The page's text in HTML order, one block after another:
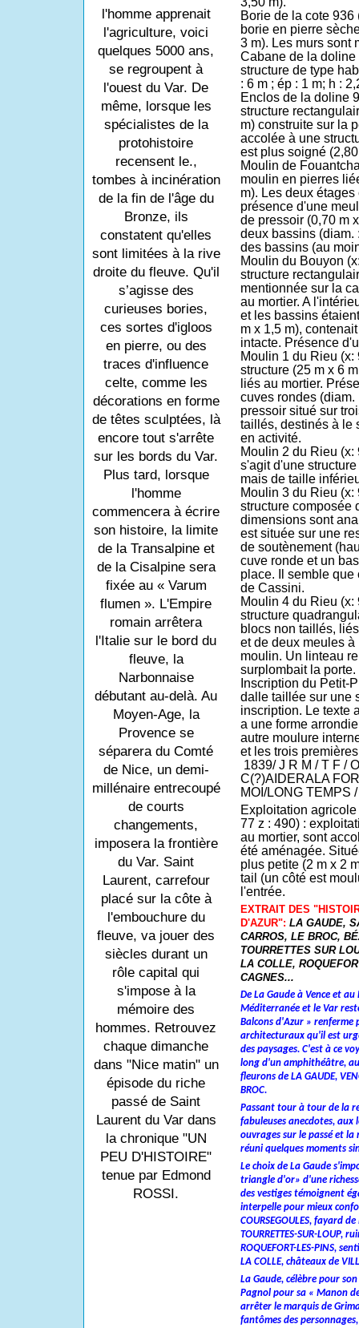
l'homme apprenait
l'agriculture, voici
quelques 5000 ans,
se regroupent à
l'ouest du Var. De
même, lorsque les
spécialistes de la
protohistoire
recensent le.,
tombes à incinération
de la fin de l'âge du
Bronze, ils
constatent qu'elles
sont limitées à la rive
droite du fleuve. Qu'il
s’agisse des
curieuses bories,
ces sortes d'igloos
en pierre, ou des
traces d'influence
celte, comme les
décorations en forme
de têtes sculptées, là
encore tout s'arrête
sur les bords du Var.
Plus tard, lorsque
l'homme
commencera à écrire
son histoire, la limite
de la Transalpine et
de la Cisalpine sera
fixée au « Varum
flumen ». L'Empire
romain arrêtera
l'Italie sur le bord du
fleuve, la
Narbonnaise
débutant au-delà. Au
Moyen-Age, la
Provence se
séparera du Comté
de Nice, un demi-
millénaire entrecoupé
de courts
changements,
imposera la frontière
du Var. Saint
Laurent, carrefour
placé sur la côte à
l'embouchure du
fleuve, va jouer des
siècles durant un
rôle capital qui
s'impose à la
mémoire des
hommes. Retrouvez
chaque dimanche
dans "Nice matin" un
épisode du riche
passé de Saint
Laurent du Var dans
la chronique "UN
PEU D'HISTOIRE"
tenue par Edmond
ROSSI.
Borie de la cote 936
borie en pierre
3 m). Les murs sont
Cabane de la doline
structure de type
: 6 m ; ép : 1 m; h :
Enclos de la doline
structure
m) construite sur la
accolée à une
est plus soigné
Moulin de
moulin en pierres
m). Les deux
présence d'une
de pressoir (0,70 m
deux bassins (diam.
des bassins (au
Moulin du Bouyon
structure
mentionnée sur la
au mortier. A
et les bassins
m x 1,5 m),
intacte. Présence
Moulin 1 du Rieu (x:
structure (25 m x 6
liés au mortier.
cuves rondes (diam.
pressoir situé sur
taillés, destinés à le
en activité.
Moulin 2 du Rieu (x:
s'agit d'une
mais de taille
Moulin 3 du Rieu (x:
structure composée
dimensions sont
est située sur une
de soutènement
cuve ronde et un
place. Il semble
de Cassini.
Moulin 4 du Rieu (x:
structure
blocs non taillés,
et de deux meules
moulin. Un linteau
surplombait la porte.
Inscription du Petit-
dalle taillée sur une
inscription. Le texte
a une forme
autre moulure
et les trois
1839/ J R M / T F /
C(?)AIDERALA
MOI/LONG TEMPS
Exploitation
77 z : 490) :
au mortier, sont
été aménagée.
plus petite (2 m x 2
tail (un côté est
l'entrée.
EXTRAIT DES
D'AZUR": LA GAUDE,
CARROS, LE BROC,
TOURRETTES SUR
LA COLLE,
CAGNES...
De La Gaude à Vence et
Méditerranée et le Var
Balcons d'Azur »
architecturaux qu'il est
des paysages. C'est à ce
long d'un amphithéâtre,
fleurons de LA GAUDE,
BROC.
Passant tour à tour de la
fabuleuses anecdotes, aux
ouvrages sur le passé et la
réuni quelques moments
Le choix de La Gaude
triangle d'or» d'une
des vestiges témoignent
interpelle pour mieux
COURSEGOULES, fayard
TOURRETTES-­SUR-LOUP,
ROQUEFORT-LES-PINS,
LA COLLE, châteaux de
La Gaude, célèbre pour
Pagnol pour sa « Manon
arrêter le marquis de
fantômes des